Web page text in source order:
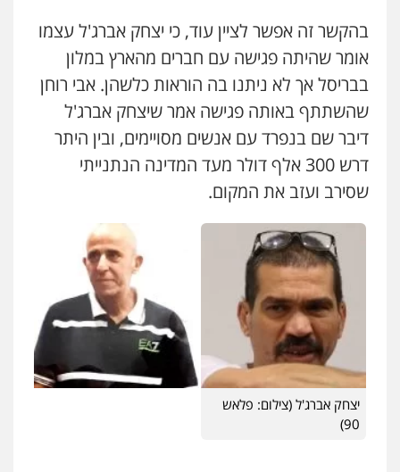
עו"ד תומר בנישתי
פלילי מעצרים וחקירות צווארון לבן פשיעה
0546657865
עו"ד שגיא אקו
פלילי מעצרים וחקירות סמים עבירות מין
עורכי דין לענייני אסירים
0525279829
אלי אונגר משרד עו"ד
פלילי מעצרים מנהלי
עסקים
0507302623
לוי מלאך דדון – משרד עו"ד
פלילי פשיעה חמורה מעצרים וחקירות
0544231863
בהקשר זה אפשר לציין עוד, כי יצחק אברג'ל עצמו
אומר שהיתה פגישה עם חברים מהארץ במלון
בבריסל אך לא ניתנו בה הוראות כלשהן. אבי רוחן
שהשתתף באותה פגישה אמר שיצחק אברג'ל
דיבר שם בנפרד עם אנשים מסויימים, ובין היתר
דרש 300 אלף דולר מעד המדינה הנתנייתי
שסירב ועזב את המקום.
יצחק אברג'ל (צילום: פלאש
90)